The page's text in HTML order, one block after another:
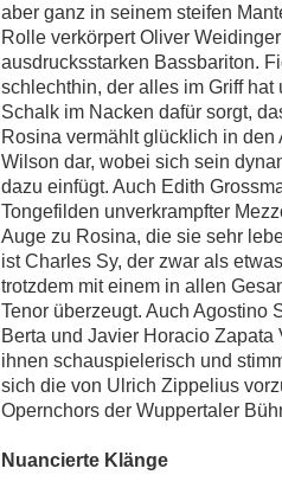
aber ganz in seinem steifen
Rolle verkörpert Oliver
ausdrucksstarken Bassbariton.
schlechthin, der alles im Griff
Schalk im Nacken dafür sorgt,
Rosina vermählt glücklich in
Wilson dar, wobei sich sein
dazu einfügt. Auch Edith
Tongefilden unverkrampfter
Auge zu Rosina, die sie sehr
ist Charles Sy, der zwar als
trotzdem mit einem in allen
Tenor überzeugt. Auch Agostino
Berta und Javier Horacio
ihnen schauspielerisch und
sich die von Ulrich Zippelius
Opernchors der Wuppertaler
Nuancierte Klänge